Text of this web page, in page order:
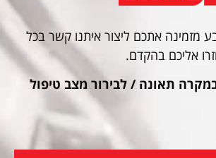
מזמינה אתכם ליצור איתנו קשר בכל
אליכם בהקדם.
תאונה / לבירור מצב טיפול